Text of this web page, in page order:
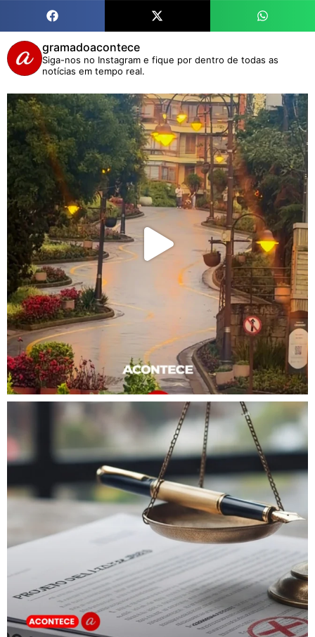
gramadoacontece
Siga-nos no Instagram e fique por dentro de todas as
notícias em tempo real.